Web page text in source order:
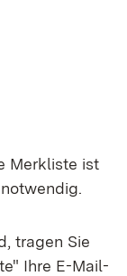
Merkliste ist
tragen Sie
Ihre E-Mail-